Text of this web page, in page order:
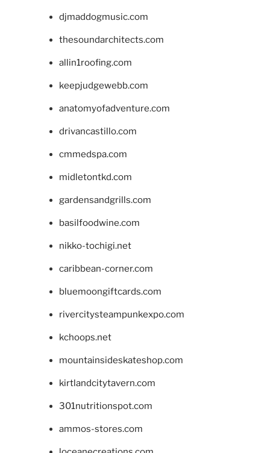
djmaddogmusic.com
thesoundarchitects.com
allin1roofing.com
keepjudgewebb.com
anatomyofadventure.com
drivancastillo.com
cmmedspa.com
midletontkd.com
gardensandgrills.com
basilfoodwine.com
nikko-tochigi.net
caribbean-corner.com
bluemoongiftcards.com
rivercitysteampunkexpo.com
kchoops.net
mountainsideskateshop.com
kirtlandcitytavern.com
301nutritionspot.com
ammos-stores.com